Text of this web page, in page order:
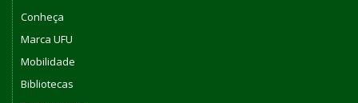
Conheça
Marca UFU
Mobilidade
Bibliotecas